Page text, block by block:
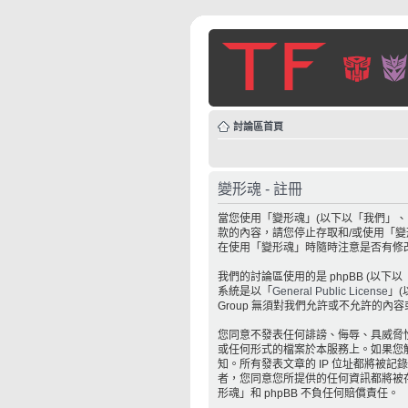
討論區首頁
變形魂 - 註冊
當您使用「變形魂」(以下以「我們」
款的內容，請您停止存取和/或使用「
在使用「變形魂」時隨時注意是否有
我們的討論區使用的是 phpBB (以下
系統是以「 General Public License 」(
Group 無須對我們允許或不允許的內
您同意不發表任何誹謗、侮辱、具威
或任何形式的檔案於本服務上。如果
知。所有發表文章的 IP 位址都將被記
者，您同意您所提供的任何資訊都將
形魂」和 phpBB 不負任何賠償責任。